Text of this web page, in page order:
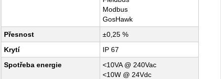
Modbus
GosHawk
Přesnost
±0,25 %
Krytí
IP 67
Spotřeba energie
<10VA @ 240Vac
<10W @ 24Vdc